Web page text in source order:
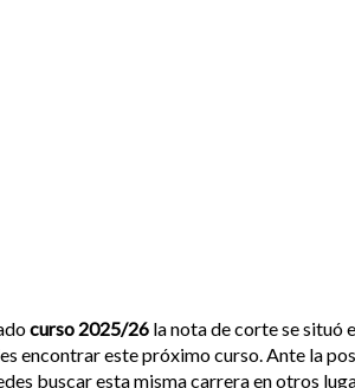
curso 2025/26 la nota de corte se situó
encontrar este próximo curso. Ante la
buscar esta misma carrera en otros